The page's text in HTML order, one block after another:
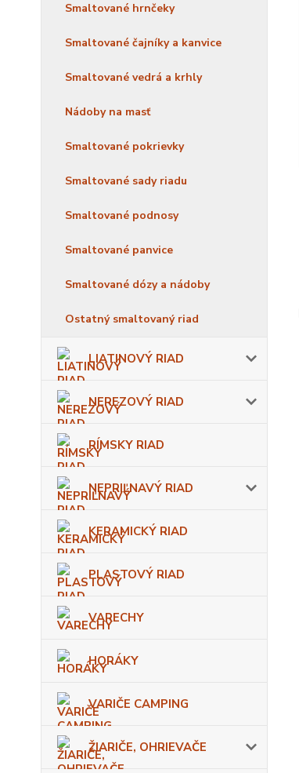
Smaltované hrnčeky
Smaltované čajníky a kanvice
Smaltované vedrá a krhly
Nádoby na masť
Smaltované pokrievky
Smaltované sady riadu
Smaltované podnosy
Smaltované panvice
Smaltované dózy a nádoby
Ostatný smaltovaný riad
LIATINOVÝ RIAD
NEREZOVÝ RIAD
RÍMSKY RIAD
NEPRIĽNAVÝ RIAD
KERAMICKÝ RIAD
PLASTOVÝ RIAD
VARECHY
HORÁKY
VARIČE CAMPING
ŽIARIČE, OHRIEVAČE